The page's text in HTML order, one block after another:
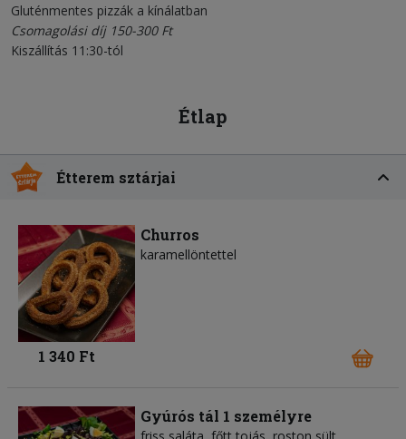
Gluténmentes pizzák a kínálatban
Csomagolási díj 150-300 Ft
Kiszállítás 11:30-tól
Étlap
Étterem sztárjai
Churros
karamellöntettel
1 340 Ft
Gyúrós tál 1 személyre
friss saláta, főtt tojás, roston sült